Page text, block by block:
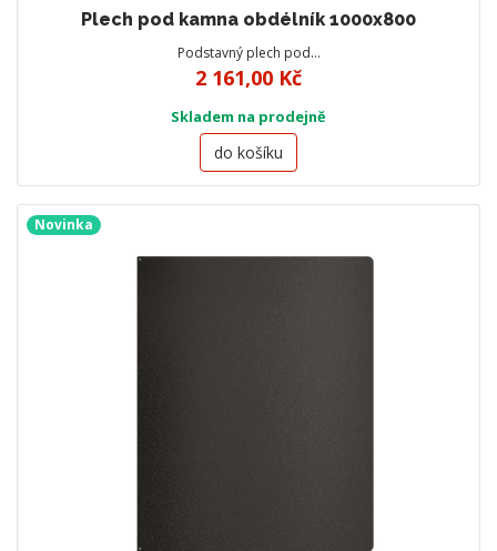
Plech pod kamna obdélník 1000x800
Podstavný plech pod…
2 161,00 Kč
Skladem na prodejně
do košíku
Novinka